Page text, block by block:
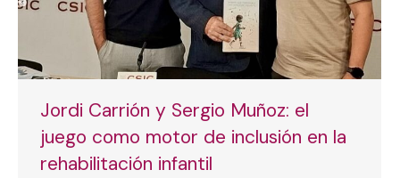
Jordi Carrión y Sergio Muñoz: el
juego como motor de inclusión en la
rehabilitación infantil